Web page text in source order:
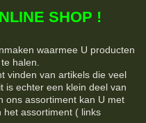
SHOP !
waarmee U producten
halen.
vinden van artikels die veel
is echter een klein deel van
ons assortiment kan U met
het assortiment ( links